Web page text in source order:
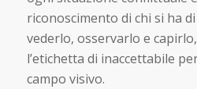
riconoscimento di chi si ha
vederlo, osservarlo e
l’etichetta di inaccettabile
campo visivo.